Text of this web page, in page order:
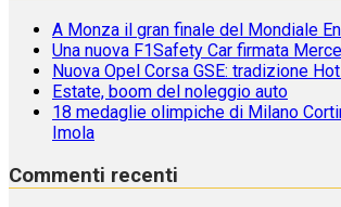
A Monza il gran finale del Mondiale
Una nuova F1Safety Car firmata
Nuova Opel Corsa GSE: tradizione
Estate, boom del noleggio auto
18 medaglie olimpiche di Milano
Imola
Commenti recenti